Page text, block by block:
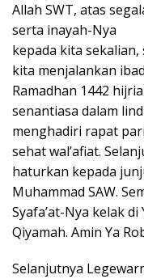
Allah SWT, atas
serta inayah-Nya
kepada kita
kita menjalankan
Ramadhan 1442
senantiasa dalam
menghadiri rapat
sehat wal’afiat.
haturkan kepada
Muhammad SAW.
Syafa’at-Nya kelak di
Qiyamah. Amin Ya
Selanjutnya